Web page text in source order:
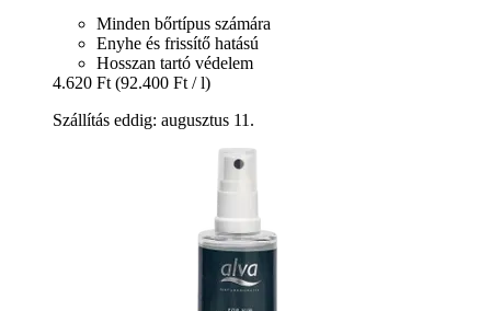
Minden bőrtípus számára
Enyhe és frissítő hatású
Hosszan tartó védelem
4.620 Ft (92.400 Ft / l)
Szállítás eddig: augusztus 11.